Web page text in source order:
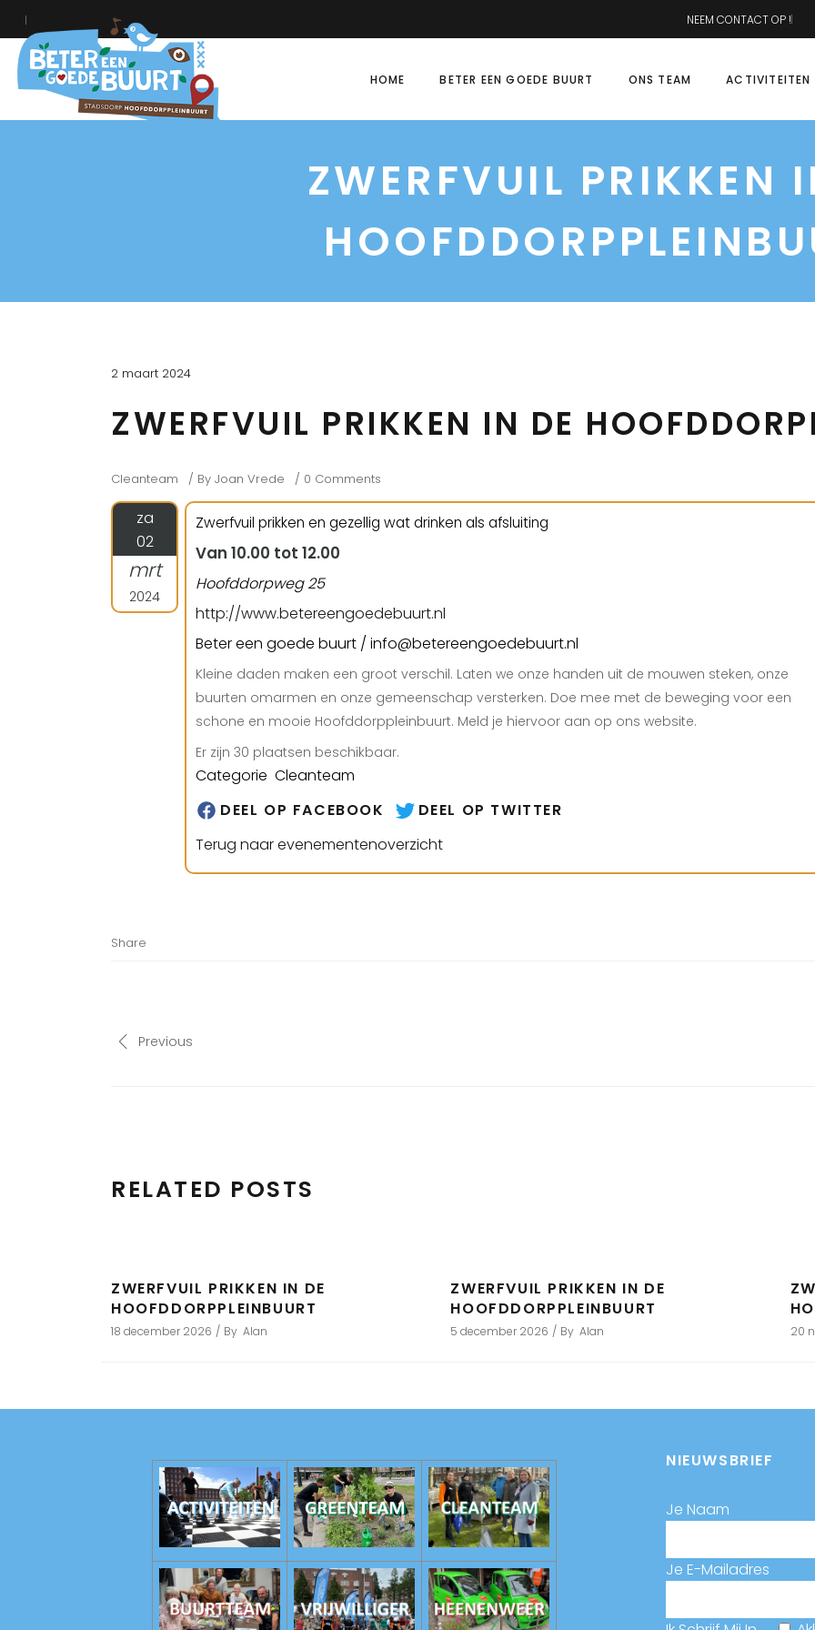
NEEM CONTACT OP !
HOME BETER EEN GOEDE BUURT ONS TEAM ACTIVITEITEN
ZWERFVUIL PRIKKEN
2 maart 2024
ZWERFVUIL PRIKKEN IN DE
Cleanteam By Joan Vrede 0 Comments
za
02
mrt
2024
Zwerfvuil prikken en gezellig wat drinken als afsluiting
Van 10.00 tot 12.00
Hoofddorpweg 25
http://www.betereengoedebuurt.nl
Beter een goede buurt / info@betereengoedebuurt.nl
Kleine daden maken een groot verschil. Laten we onze handen uit de mouwen steken, onze
buurten omarmen en onze gemeenschap versterken. Doe mee met de beweging voor een
schone en mooie Hoofddorppleinbuurt. Meld je hiervoor aan op ons website.
Er zijn 30 plaatsen beschikbaar.
Categorie Cleanteam
DEEL OP FACEBOOK
DEEL OP TWITTER
Terug naar evenementenoverzicht
Share
Previous
RELATED POSTS
ZWERFVUIL PRIKKEN IN DE
HOOFDDORPPLEINBUURT
18 december 2026 By Alan
ZWERFVUIL PRIKKEN IN DE
HOOFDDORPPLEINBUURT
5 december 2026 By Alan 20
NIEUWSBRIEF
Je Naam
Je E-Mailadres